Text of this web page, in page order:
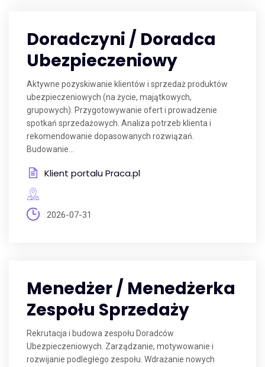
Doradczyni / Doradca
Ubezpieczeniowy
Aktywne pozyskiwanie klientów i sprzedaż produktów
ubezpieczeniowych (na życie, majątkowych,
grupowych). Przygotowywanie ofert i prowadzenie
spotkań sprzedażowych. Analiza potrzeb klienta i
rekomendowanie dopasowanych rozwiązań.
Budowanie...
Klient portalu Praca.pl
2026-07-31
Menedżer / Menedżerka
Zespołu Sprzedaży
Rekrutacja i budowa zespołu Doradców
Ubezpieczeniowych. Zarządzanie, motywowanie i
rozwijanie podległego zespołu. Wdrażanie nowych